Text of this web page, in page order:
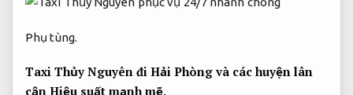
Phụ tùng.
Taxi Thủy Nguyên đi Hải Phòng và các huyện lân
cận Hiệu suất mạnh mẽ.